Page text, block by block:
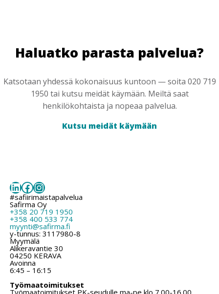
Haluatko parasta palvelua?
Katsotaan yhdessä kokonaisuus kuntoon — soita 020 719
1950 tai kutsu meidät käymään. Meiltä saat
henkilökohtaista ja nopeaa palvelua.
Kutsu meidät käymään
LinkedIn
Facebook
Instagram
#safiirimaistapalvelua
Safirma Oy
+358 20 719 1950
+358 400 533 774
myynti@safirma.fi
y-tunnus: 3117980-8
Myymälä
Alikeravantie 30
04250 KERAVA
Avoinna
6:45 – 16:15
Työmaatoimitukset
Työmaatoimitukset PK-seudulle ma-pe klo 7.00-16.00